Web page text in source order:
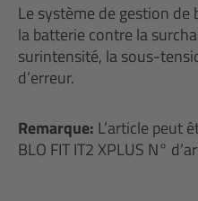
Le système de gestion
la batterie contre la
surintensité, la sous-
d’erreur.
Remarque: L’article peut
BLO FIT IT2 XPLUS N°